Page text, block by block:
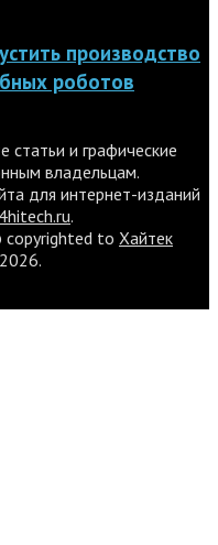
производство
роботов
статьи и графические
владельцам.
для интернет-изданий
.
to Хайтек